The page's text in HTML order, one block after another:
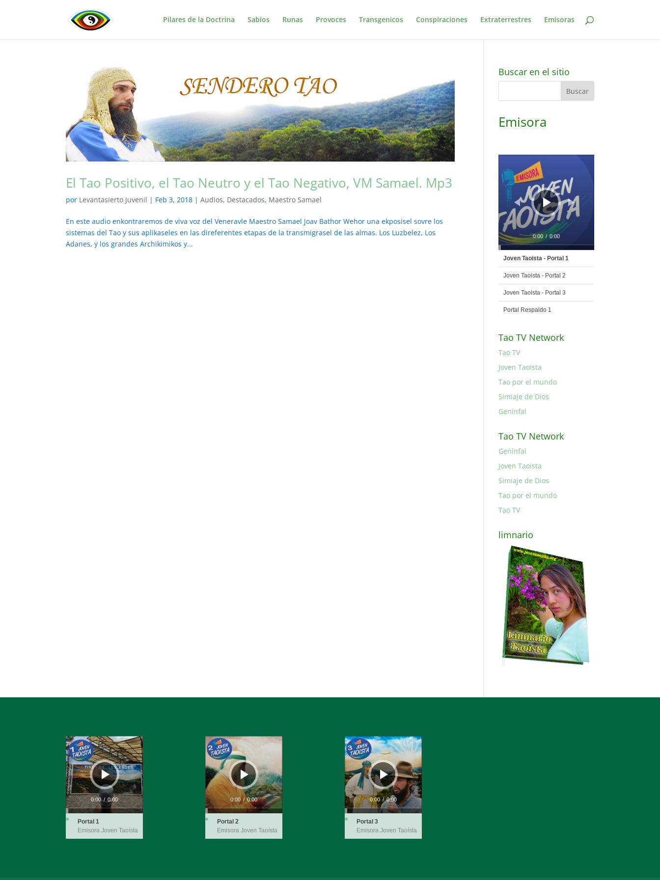
Pilares de la Doctrina Sabios Runas Provoces Transgenicos Conspiraciones Extraterrestres Emisoras
El Tao Positivo, el Tao Neutro y el Tao Negativo, VM Samael. Mp3
por Levantasierto Juvenil | Feb 3, 2018 |Audios, Destacados, Maestro Samael
En este audio enkontraremos de viva voz del Veneravle Maestro Samael Joav Bathor Wehor una ekposisel sovre los
sistemas del Tao y sus aplikaseles en las direferentes etapas de la transmigrasel de las almas. Los Luzbelez, Los
Adanes, y los grandes Archikimikos y...
Buscar en el sitio
Emisora
Reproductor
audio
0:00 / 0:00
Joven Taoista - Portal 1
Joven Taoista - Portal 2
Joven Taoista - Portal 3
Portal Respaldo 1
Tao TV Network
Tao TV
Joven Taoista
Tao por el mundo
Simiaje de Dios
Genínfal
Tao TV Network
Genínfal
Joven Taoista
Simiaje de Dios
Tao por el mundo
Tao TV
limnario
Reproductor
de
audio
0:00 / 0:00
Portal 1
Emisora Joven Taoísta
Reproductor
de
audio
0:00 / 0:00
Portal 2
Emisora Joven Taoísta
Reproductor
de
audio
0:00 / 0:00
Portal 3
Emisora Joven Taoísta